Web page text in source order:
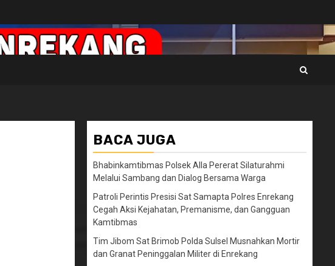
BACA JUGA
Bhabinkamtibmas Polsek Alla Pererat Silaturahmi
Melalui Sambang dan Dialog Bersama Warga
Patroli Perintis Presisi Sat Samapta Polres Enrekang
Cegah Aksi Kejahatan, Premanisme, dan Gangguan
Kamtibmas
Tim Jibom Sat Brimob Polda Sulsel Musnahkan Mortir
dan Granat Peninggalan Militer di Enrekang